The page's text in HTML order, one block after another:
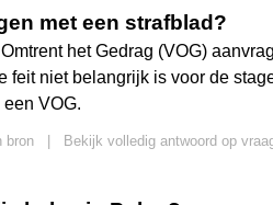
met een strafblad?
het Gedrag (VOG)
feit niet belangrijk is voor de
VOG.
bron Bekijk volledig antwoord op